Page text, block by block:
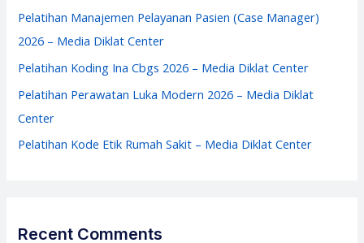
o
r
Pelatihan Manajemen Pelayanan Pasien (Case Manager)
2026 – Media Diklat Center
Pelatihan Koding Ina Cbgs 2026 – Media Diklat Center
Pelatihan Perawatan Luka Modern 2026 – Media Diklat
Center
Pelatihan Kode Etik Rumah Sakit – Media Diklat Center
Recent Comments